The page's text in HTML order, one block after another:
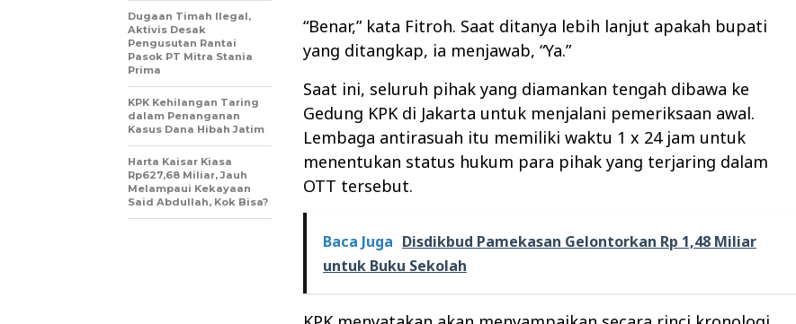
“Benar,” kata Fitroh. Saat ditanya lebih lanjut apakah bupati
yang ditangkap, ia menjawab, “Ya.”
Saat ini, seluruh pihak yang diamankan tengah dibawa ke
Gedung KPK di Jakarta untuk menjalani pemeriksaan awal.
Lembaga antirasuah itu memiliki waktu 1 x 24 jam untuk
menentukan status hukum para pihak yang terjaring dalam
OTT tersebut.
Baca Juga Disdikbud Pamekasan Gelontorkan Rp 1,48 Miliar
untuk Buku Sekolah
Dugaan Timah Ilegal,
Aktivis Desak
Pengusutan Rantai
Pasok PT Mitra Stania
Prima
KPK Kehilangan Taring
dalam Penanganan
Kasus Dana Hibah Jatim
Harta Kaisar Kiasa
Rp627,68 Miliar, Jauh
Melampaui Kekayaan
Said Abdullah, Kok Bisa?